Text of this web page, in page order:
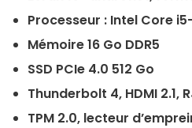
Processeur : Intel Core
Mémoire 16 Go DDR5
SSD PCIe 4.0 512 Go
Thunderbolt 4, HDMI 2.1,
TPM 2.0, lecteur